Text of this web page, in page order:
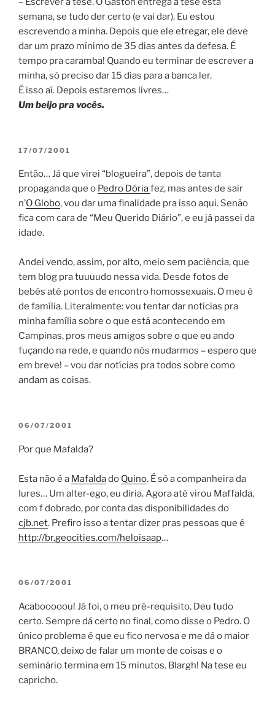
semana, se tudo der certo (e vai dar). Eu estou
escrevendo a minha. Depois que ele etregar, ele deve
dar um prazo mínimo de 35 dias antes da defesa. É
tempo pra caramba! Quando eu terminar de escrever a
minha, só preciso dar 15 dias para a banca ler.
É isso aí. Depois estaremos livres…
Um beijo pra vocês.
POSTED
17/07/2001
Então… Já que virei “blogueira”, depois de tanta
propaganda que o Pedro Dóriafez, mas antes de sair
n’O Globo, vou dar uma finalidade pra isso aqui. Senão
fica com cara de “Meu Querido Diário”, e eu já passei da
idade.
Andei vendo, assim, por alto, meio sem paciência, que
tem blog pra tuuuudo nessa vida. Desde fotos de
bebês até pontos de encontro homossexuais. O meu é
de família. Literalmente: vou tentar dar notícias pra
minha família sobre o que está acontecendo em
Campinas, pros meus amigos sobre o que eu ando
fuçando na rede, e quando nós mudarmos – espero que
em breve! – vou dar notícias pra todos sobre como
andam as coisas.
POSTED
06/07/2001
Por que Mafalda?
Esta não é a Mafaldado Quino. É só a companheira da
Iures… Um alter-ego, eu diria. Agora até virou Maffalda,
com f dobrado, por conta das disponibilidades do
cjb.net. Prefiro isso a tentar dizer pras pessoas que é
http://br.geocities.com/heloisaap…
POSTED
06/07/2001
Acabooooou! Já foi, o meu pré-requisito. Deu tudo
certo. Sempre dá certo no final, como disse o Pedro. O
único problema é que eu fico nervosa e me dá o maior
BRANCO, deixo de falar um monte de coisas e o
seminário termina em 15 minutos. Blargh! Na tese eu
capricho.